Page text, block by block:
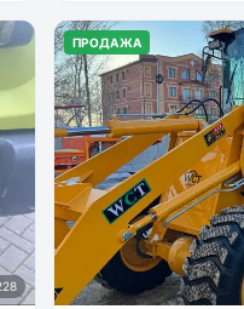
ПРОДАЖА